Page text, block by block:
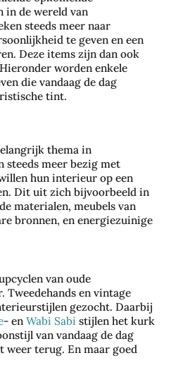
in de wereld van
steeds meer naar
te geven en een
Deze items zijn dan ook
worden enkele
die vandaag de dag
tint.
thema in
steeds meer bezig met
hun interieur op een
Dit uit zich bijvoorbeeld in
materialen, meubels van
bronnen, en energiezuinige
van oude
Tweedehands en vintage
gezocht. Daarbij
- en Wabi Sabi stijlen het kurk
van vandaag de dag
weer terug. En maar goed